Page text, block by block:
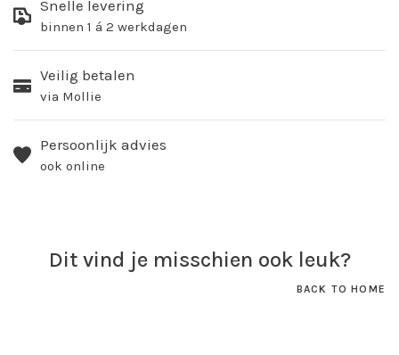
Snelle levering
binnen 1 á 2 werkdagen
Veilig betalen
via Mollie
Persoonlijk advies
ook online
Dit vind je misschien ook leuk?
BACK TO HOME